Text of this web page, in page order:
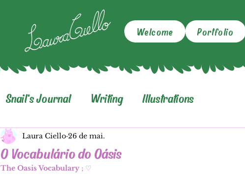
Welcome Portfolio
Snail's Journal Writing Illustrations
O Vocabulário do Oásis
Laura Ciello 26 de mai.
The Oasis Vocabulary ; ♡